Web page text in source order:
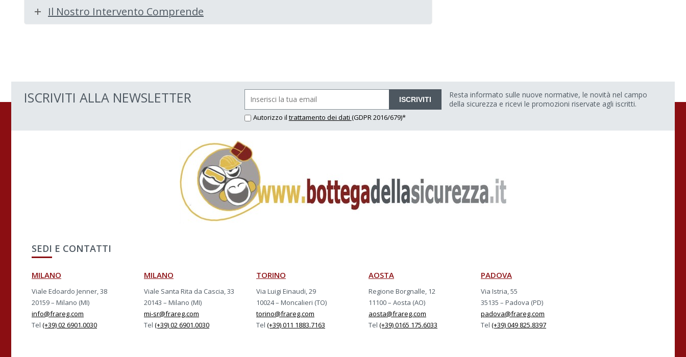
Il Nostro Intervento Comprende
ISCRIVITI ALLA NEWSLETTER ISCRIVITI
Autorizzo il trattamento dei dati (GDPR 2016/679)*
Resta informato sulle nuove normative, le novità nel campo
della sicurezza e ricevi le promozioni riservate agli iscritti.
SEDI E CONTATTI
MILANO
Viale Edoardo Jenner, 38
20159 – Milano (MI)
info@frareg.com
Tel (+39) 02 6901.0030
MILANO
Viale Santa Rita da Cascia, 33
20143 – Milano (MI)
mi-sr@frareg.com
Tel (+39) 02 6901.0030
TORINO
Via Luigi Einaudi, 29
10024 – Moncalieri (TO)
torino@frareg.com
Tel (+39) 011 1883.7163
AOSTA
Regione Borgnalle, 12
11100 – Aosta (AO)
aosta@frareg.com
Tel (+39) 0165 175.6033
PADOVA
Via Istria, 55
35135 – Padova (PD)
padova@frareg.com
Tel (+39) 049 825.8397